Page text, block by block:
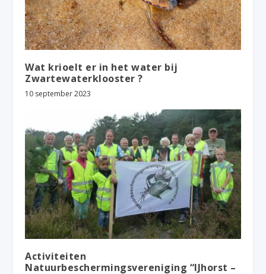
Wat krioelt er in het water bij
Zwartewaterklooster ?
10 september 2023
Activiteiten
Natuurbeschermingsvereniging “IJhorst –